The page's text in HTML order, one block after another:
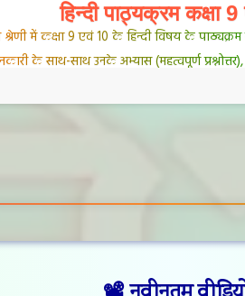
हिन्दी पाठ्यक्रम कक्षा
में कक्षा 9 एवं 10 के हिन्दी विषय के
के साथ-साथ उनके अभ्यास (महत्वपूर्ण